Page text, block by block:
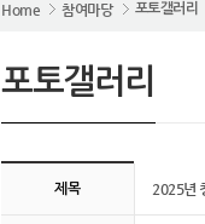
포토갤러리
Home 참여마당 포토갤러리
2025년 청양군 농업인의 날 게
제목 2025년